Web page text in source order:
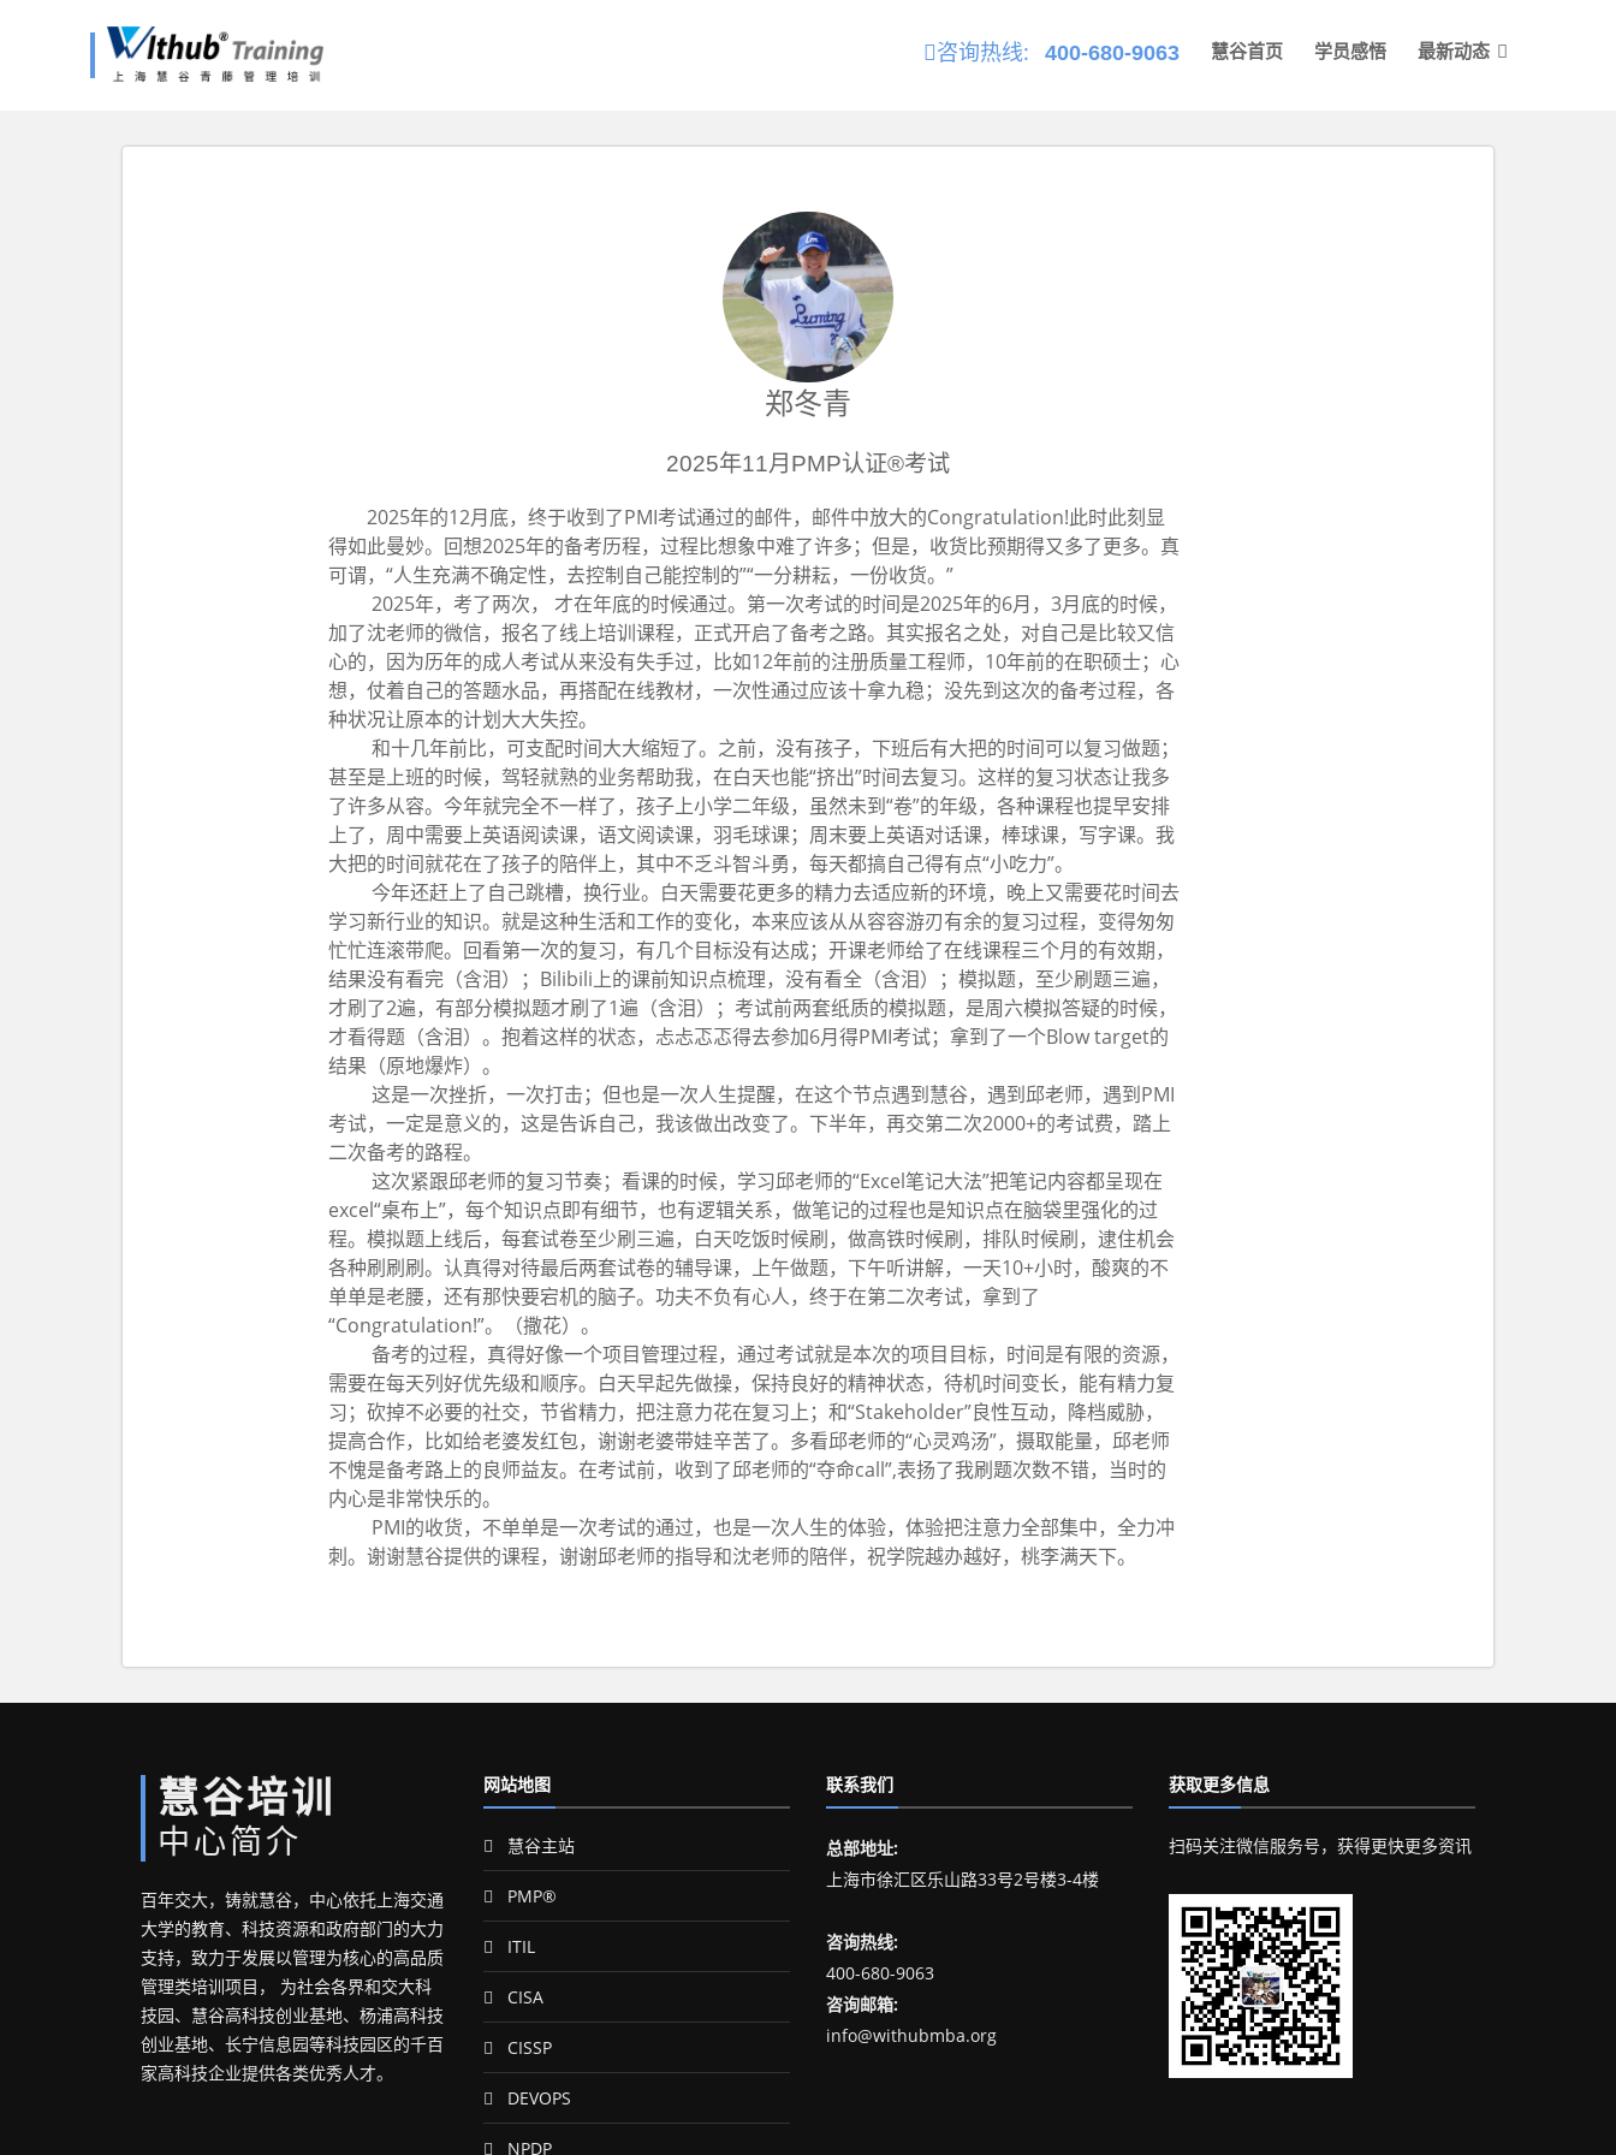
咨询热线: 400-680-9063 慧谷首页 学员感悟 最新动态
郑冬青
2025年11月PMP认证®考试
2025年的12月底，终于收到了PMI考试通过的邮件，邮件中放大的Congratulation!此时此刻显
得如此曼妙。回想2025年的备考历程，过程比想象中难了许多；但是，收货比预期得又多了更多。真
可谓，“人生充满不确定性，去控制自己能控制的”“一分耕耘，一份收货。”
2025年，考了两次， 才在年底的时候通过。第一次考试的时间是2025年的6月，3月底的时候，
加了沈老师的微信，报名了线上培训课程，正式开启了备考之路。其实报名之处，对自己是比较又信
心的，因为历年的成人考试从来没有失手过，比如12年前的注册质量工程师，10年前的在职硕士；心
想，仗着自己的答题水品，再搭配在线教材，一次性通过应该十拿九稳；没先到这次的备考过程，各
种状况让原本的计划大大失控。
和十几年前比，可支配时间大大缩短了。之前，没有孩子，下班后有大把的时间可以复习做题；
甚至是上班的时候，驾轻就熟的业务帮助我，在白天也能“挤出”时间去复习。这样的复习状态让我多
了许多从容。今年就完全不一样了，孩子上小学二年级，虽然未到“卷”的年级，各种课程也提早安排
上了，周中需要上英语阅读课，语文阅读课，羽毛球课；周末要上英语对话课，棒球课，写字课。我
大把的时间就花在了孩子的陪伴上，其中不乏斗智斗勇，每天都搞自己得有点“小吃力”。
今年还赶上了自己跳槽，换行业。白天需要花更多的精力去适应新的环境，晚上又需要花时间去
学习新行业的知识。就是这种生活和工作的变化，本来应该从从容容游刃有余的复习过程，变得匆匆
忙忙连滚带爬。回看第一次的复习，有几个目标没有达成；开课老师给了在线课程三个月的有效期，
结果没有看完（含泪）；Bilibili上的课前知识点梳理，没有看全（含泪）；模拟题，至少刷题三遍，
才刷了2遍，有部分模拟题才刷了1遍（含泪）；考试前两套纸质的模拟题，是周六模拟答疑的时候，
才看得题（含泪）。抱着这样的状态，忐忐忑忑得去参加6月得PMI考试；拿到了一个Blow target的
结果（原地爆炸）。
这是一次挫折，一次打击；但也是一次人生提醒，在这个节点遇到慧谷，遇到邱老师，遇到PMI
考试，一定是意义的，这是告诉自己，我该做出改变了。下半年，再交第二次2000+的考试费，踏上
二次备考的路程。
这次紧跟邱老师的复习节奏；看课的时候，学习邱老师的“Excel笔记大法”把笔记内容都呈现在
excel“桌布上”，每个知识点即有细节，也有逻辑关系，做笔记的过程也是知识点在脑袋里强化的过
程。模拟题上线后，每套试卷至少刷三遍，白天吃饭时候刷，做高铁时候刷，排队时候刷，逮住机会
各种刷刷刷。认真得对待最后两套试卷的辅导课，上午做题，下午听讲解，一天10+小时，酸爽的不
单单是老腰，还有那快要宕机的脑子。功夫不负有心人，终于在第二次考试，拿到了
“Congratulation!”。（撒花）。
备考的过程，真得好像一个项目管理过程，通过考试就是本次的项目目标，时间是有限的资源，
需要在每天列好优先级和顺序。白天早起先做操，保持良好的精神状态，待机时间变长，能有精力复
习；砍掉不必要的社交，节省精力，把注意力花在复习上；和“Stakeholder”良性互动，降档威胁，
提高合作，比如给老婆发红包，谢谢老婆带娃辛苦了。多看邱老师的“心灵鸡汤”，摄取能量，邱老师
不愧是备考路上的良师益友。在考试前，收到了邱老师的“夺命call”,表扬了我刷题次数不错，当时的
内心是非常快乐的。
PMI的收货，不单单是一次考试的通过，也是一次人生的体验，体验把注意力全部集中，全力冲
刺。谢谢慧谷提供的课程，谢谢邱老师的指导和沈老师的陪伴，祝学院越办越好，桃李满天下。
慧谷培训
中心简介
百年交大，铸就慧谷，中心依托上海交通
大学的教育、科技资源和政府部门的大力
支持，致力于发展以管理为核心的高品质
管理类培训项目， 为社会各界和交大科
技园、慧谷高科技创业基地、杨浦高科技
创业基地、长宁信息园等科技园区的千百
家高科技企业提供各类优秀人才。
网站地图
慧谷主站
PMP®
ITIL
CISA
CISSP
DEVOPS
NPDP
联系我们
总部地址:
上海市徐汇区乐山路33号2号楼3-4楼
咨询热线:
400-680-9063
咨询邮箱:
info@withubmba.org
获取更多信息
扫码关注微信服务号，获得更快更多资讯